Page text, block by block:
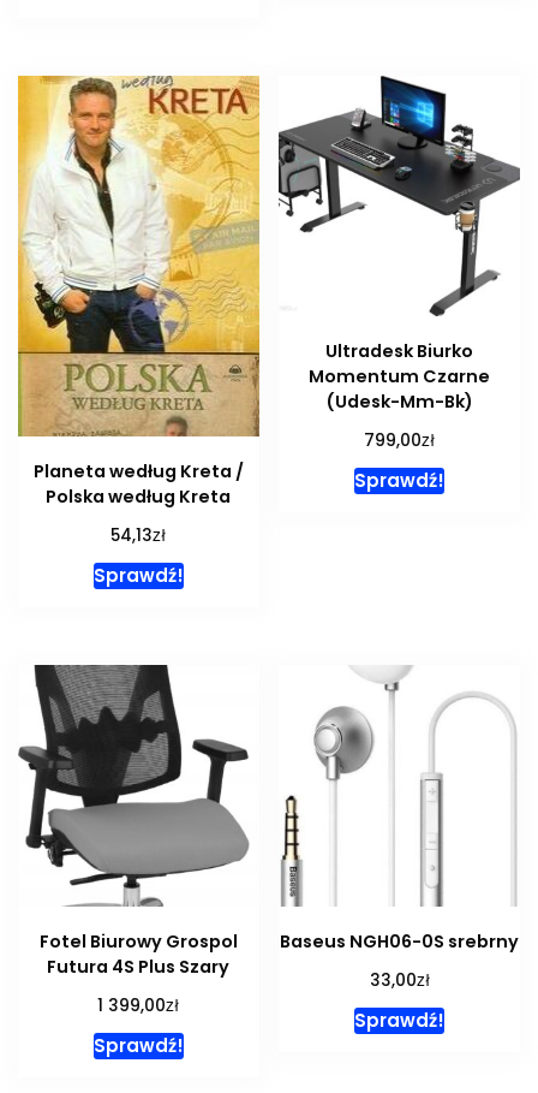
Planeta według Kreta /
Polska według Kreta
54,13zł
Sprawdź!
Ultradesk Biurko
Momentum Czarne
(Udesk-Mm-Bk)
799,00zł
Sprawdź!
Fotel Biurowy Grospol
Futura 4S Plus Szary
1 399,00zł
Sprawdź!
Baseus NGH06-0S srebrny
33,00zł
Sprawdź!